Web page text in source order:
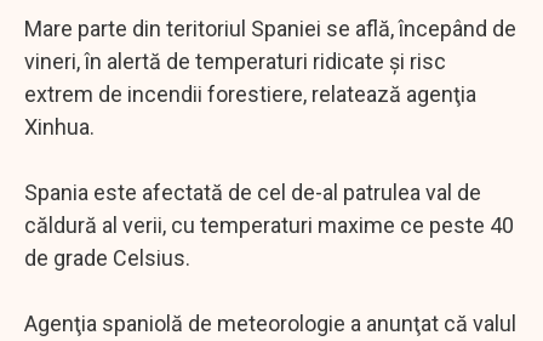
Mare parte din teritoriul Spaniei se află, începând de
vineri, în alertă de temperaturi ridicate şi risc
extrem de incendii forestiere, relatează agenţia
Xinhua.
Spania este afectată de cel de-al patrulea val de
căldură al verii, cu temperaturi maxime ce peste 40
de grade Celsius.
Agenţia spaniolă de meteorologie a anunţat că valul